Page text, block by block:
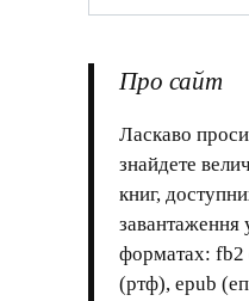
Про сайт
Ласкаво
знайдете
книг,
завантаження
форматах:
(ртф), epub